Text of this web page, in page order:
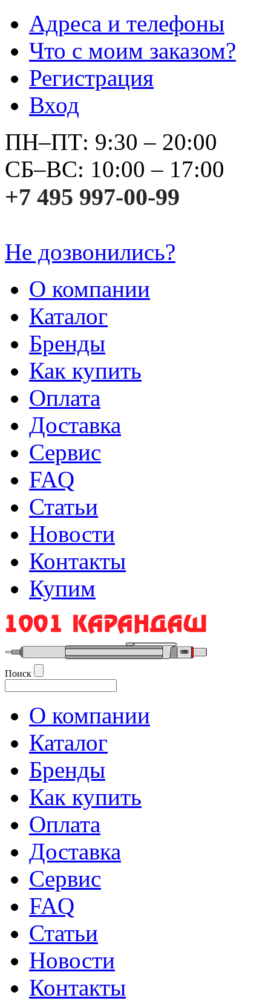
Адреса и телефоны
Что с моим заказом?
Регистрация
Вход
ПН–ПТ: 9:30 – 20:00
СБ–ВС: 10:00 – 17:00
+7 495 997-00-99
Не дозвонились?
О компании
Каталог
Бренды
Как купить
Оплата
Доставка
Сервис
FAQ
Статьи
Новости
Контакты
Купим
Поиск
О компании
Каталог
Бренды
Как купить
Оплата
Доставка
Сервис
FAQ
Статьи
Новости
Контакты